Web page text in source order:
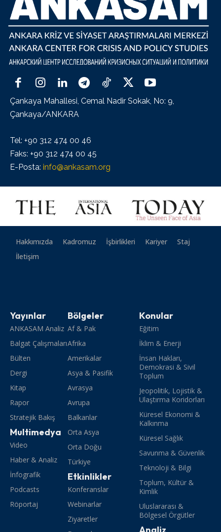
Çankaya Mahallesi, Cemal Nadir Sokak, No: 9,
Çankaya/ANKARA
Tel: +90 312 474 00 46
Faks: +90 312 474 00 45
E-Posta: info@ankasam.org
Hakkımızda Kadromuz İşbirlikleri Kariyer
Staj
İletişim
Yayınlar
ANKASAM Analiz
Balgat Çalışmaları
Bülten
Dergi
Kitap
Rapor
Stratejik Bakış
Multimedya
Video
Haber & Analiz
İnfografik
Podcasts
Röportaj
Bölgeler
Af & Pak
Afrika
Amerikalar
Asya & Pasifik
Avrasya
Avrupa
Balkanlar
Orta Asya
Orta Doğu
Türkiye
Etkinlikler
Konferanslar
Webinarlar
Ziyaretler
Konular
Eğitim
İklim & Enerji
İnsan Hakları,
Demokrasi & Sivil
Toplum
Jeopolitik, Lojistik &
Ulaştırma Koridorları
Küresel Ekonomi &
Kalkınma
Küresel Sağlık
Savunma & Güvenlik
Teknoloji & Bilgi
Toplum, Kültür &
Kimlik
Uluslararası &
Bölgesel Örgütler
Analiz